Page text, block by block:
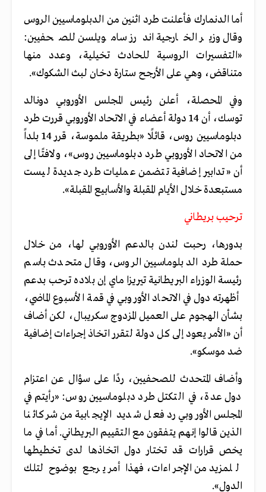
أما الدنمارك فأعلنت طرد اثنين من الدبلوماسيين الروس
وقال وزير الخارجية اندرز سامويلسن للصحفيين:
«التفسيرات الروسية للحادث تخيلية، وعدد منها
متناقض، وهي على الأرجح ستارة دخان لبث الشكوك».
وفي المحصلة، أعلن رئيس المجلس الأوروبي دونالد
توسك، أن 14 دولة أعضاء في الاتحاد الأوروبي قررت طرد
دبلوماسيين روس، قائلًا «بطريقة ملموسة، قرر 14 بلداً
من الاتحاد الأوروبي طرد دبلوماسيين روس»، ولافتًا إلى
أن «تدابير إضافية تتضمن عمليات طرد جديدة ليست
مستبعدة خلال الأيام المقبلة والأسابيع المقبلة».
ترحيب بريطاني
بدورها، رحبت لندن بالدعم الأوروبي لها، من خلال
حملة طرد الدبلوماسيين الروس، وقال متحدث باسم
رئيسة الوزراء البريطانية تيريزا ماي إن بلاده ترحب بدعم
أظهرته دول في الاتحاد الأوروبي في قمة الأسبوع الماضي،
بشأن الهجوم على العميل المزدوج سكريبال، لكن أضاف
أن «الأمر يعود إلى كل دولة لتقرر اتخاذ إجراءات إضافية
ضد موسكو».
وأضاف المتحدث للصحفيين، ردًا على سؤال عن اعتزام
دول عدة، في التكتل طرد دبلوماسيين روس: «رأيتم في
المجلس الأوروبي رد فعل شديد الإيجابية من شركائنا
الذين قالوا إنهم يتفقون مع التقييم البريطاني. أما في ما
يخص قرارات قد تختار دول اتخاذها لدى تخطيطها
للمزيد من الإجراءات، فهذا أمر يرجع بوضوح لتلك
الدول».